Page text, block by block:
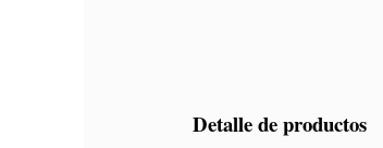
Detalle de productos